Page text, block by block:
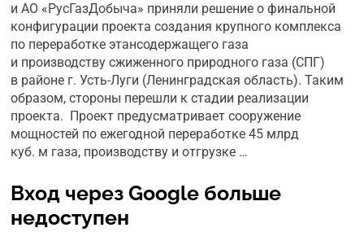
и АО «РусГазДобыча» приняли решение о финальной
конфигурации проекта создания крупного комплекса
по переработке этансодержащего газа
и производству сжиженного природного газа (СПГ)
в районе г. Усть-Луги (Ленинградская область). Таким
образом, стороны перешли к стадии реализации
проекта. Проект предусматривает сооружение
мощностей по ежегодной переработке 45 млрд
куб. м газа, производству и отгрузке …
Вход через Google больше
недоступен